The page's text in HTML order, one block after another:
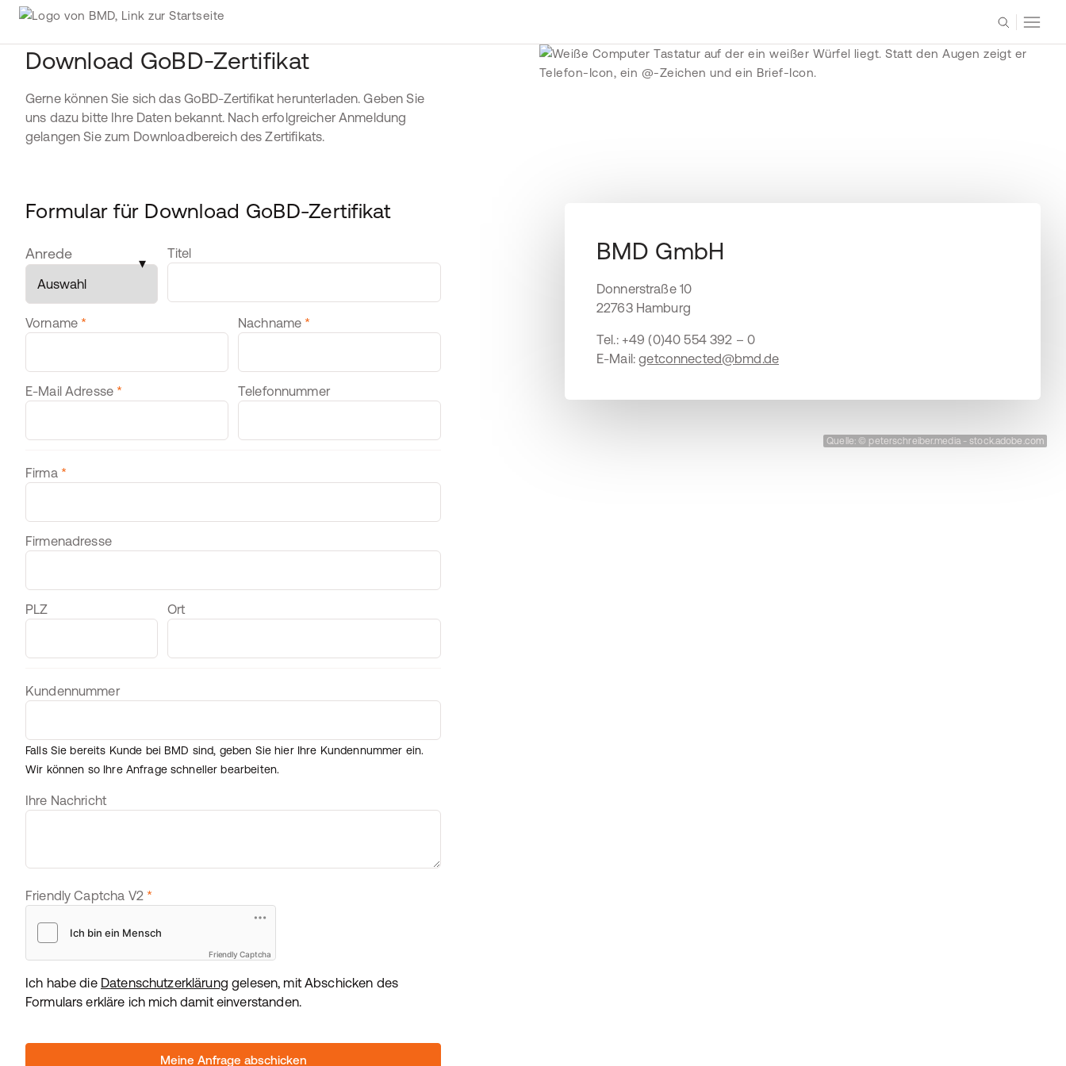
Download GoBD-Zertifikat
Gerne können Sie sich das GoBD-Zertifikat herunterladen. Geben Sie
uns dazu bitte Ihre Daten bekannt. Nach erfolgreicher Anmeldung
gelangen Sie zum Downloadbereich des Zertifikats.
Formular für Download GoBD-Zertifikat
Personendaten
Anrede
▾
Titel
Vorname * Nachname *
E-Mail Adresse * Telefonnummer
Firmendaten
Firma *
Firmenadresse
PLZ Ort
Kundennummer
Falls Sie bereits Kunde bei BMD sind, geben Sie hier Ihre Kundennummer ein.
Wir können so Ihre Anfrage schneller bearbeiten.
Ihre Nachricht
Friendly Captcha V2 *
Friendly Captcha
Ich habe die Datenschutzerklärung gelesen, mit Abschicken des
Formulars erkläre ich mich damit einverstanden.
Meine Anfrage abschicken
Quelle: © peterschreiber.media - stock.adobe.com
BMD GmbH
Donnerstraße 10
22763 Hamburg
Tel.: +49 (0)40 554 392 – 0
E-Mail:getconnected@bmd.de